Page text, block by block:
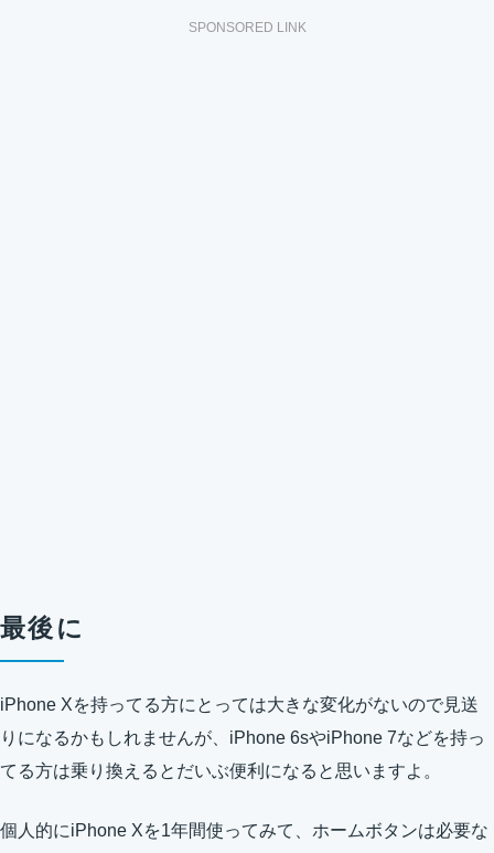
SPONSORED LINK
最後に
iPhone Xを持ってる方にとっては大きな変化がないので見送
りになるかもしれませんが、iPhone 6sやiPhone 7などを持っ
てる方は乗り換えるとだいぶ便利になると思いますよ。
個人的にiPhone Xを1年間使ってみて、ホームボタンは必要な